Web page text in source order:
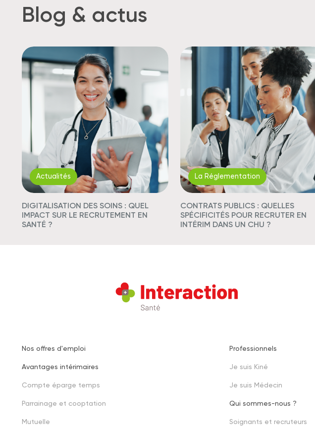
Blog & actus
Actualités
DIGITALISATION DES SOINS : QUEL
IMPACT SUR LE RECRUTEMENT EN
SANTÉ ?
La Réglementation
CONTRATS PUBLICS : QUELLES
SPÉCIFICITÉS POUR RECRUTER EN
INTÉRIM DANS UN CHU ?
Footer
one
Nos offres d'emploi
Avantages intérimaires
Compte éparge temps
Parrainage et cooptation
Mutuelle
Footer
second
Professionnels
Je suis Kiné
Je suis Médecin
Qui sommes-nous ?
Soignants et recruteurs